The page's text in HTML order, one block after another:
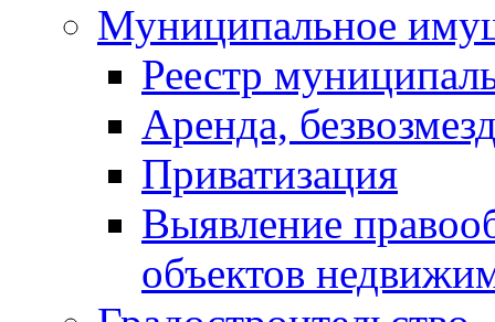
Муниципальное
Реестр
Аренда,
Приватизация
Выявление
объектов